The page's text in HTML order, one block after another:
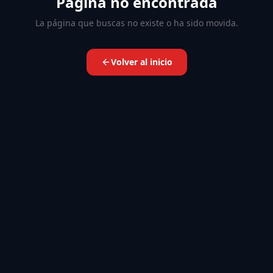
La página que buscas no existe o ha sido movida.
Volver al inicio